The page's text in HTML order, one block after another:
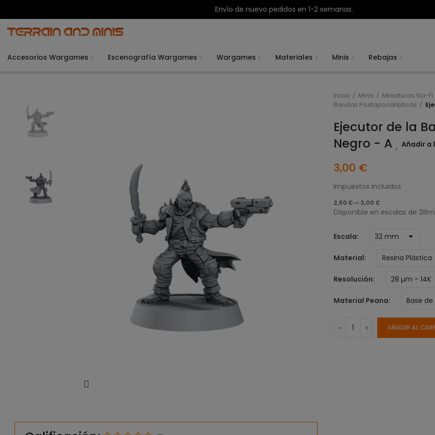
Envío de nuevo pedidos en 1-2 semanas.
Accesorios Wargames Escenografía Wargames Wargames Materiales Minis Rebajas
Inicio Minis
Miniaturas Sci-Fi
Bandas Postapocalípticas
Ejecutor de la
Negro - A
Añadir a
3,00 €
Impuestos incluidos
2,50 € — 3,00 €
Disponible en escalas de
Escala
Material
Resolución
Material Peana
AÑADIR AL